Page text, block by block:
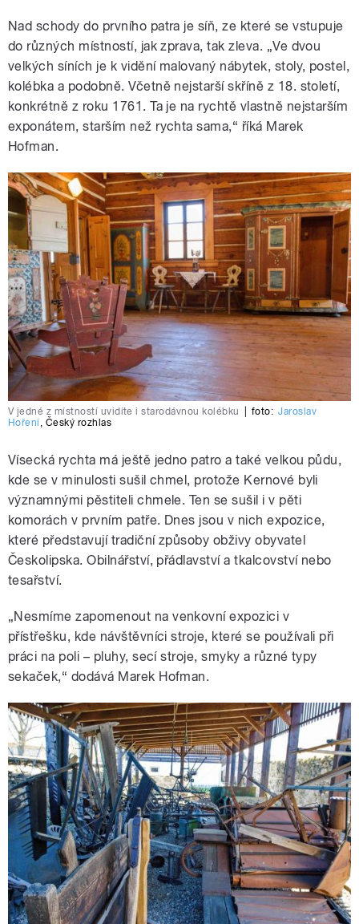
Nad schody do prvního patra je síň, ze které se vstupuje
do různých místností, jak zprava, tak zleva. „Ve dvou
velkých síních je k vidění malovaný nábytek, stoly, postel,
kolébka a podobně. Včetně nejstarší skříně z 18. století,
konkrétně z roku 1761. Ta je na rychtě vlastně nejstarším
exponátem, starším než rychta sama,“ říká Marek
Hofman.
V jedné z místností uvidíte i starodávnou kolébku foto: Jaroslav
Hoření, Český rozhlas
Vísecká rychta má ještě jedno patro a také velkou půdu,
kde se v minulosti sušil chmel, protože Kernové byli
významnými pěstiteli chmele. Ten se sušil i v pěti
komorách v prvním patře. Dnes jsou v nich expozice,
které představují tradiční způsoby obživy obyvatel
Českolipska. Obilnářství, přádlavství a tkalcovství nebo
tesařství.
„Nesmíme zapomenout na venkovní expozici v
přístřešku, kde návštěvníci stroje, které se používali při
práci na poli – pluhy, secí stroje, smyky a různé typy
sekaček,“ dodává Marek Hofman.